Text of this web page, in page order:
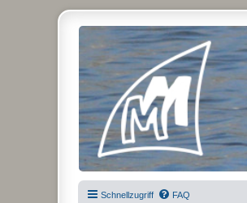
Micro Magic Forum
Schnellzugriff FAQ